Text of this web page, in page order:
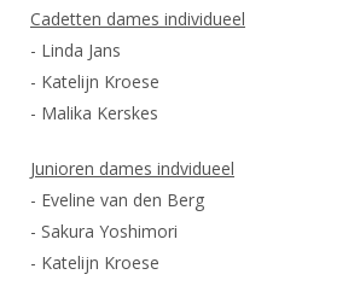
Cadetten dames individueel
- Linda Jans
- Katelijn Kroese
- Malika Kerskes
Junioren dames indvidueel
- Eveline van den Berg
- Sakura Yoshimori
- Katelijn Kroese